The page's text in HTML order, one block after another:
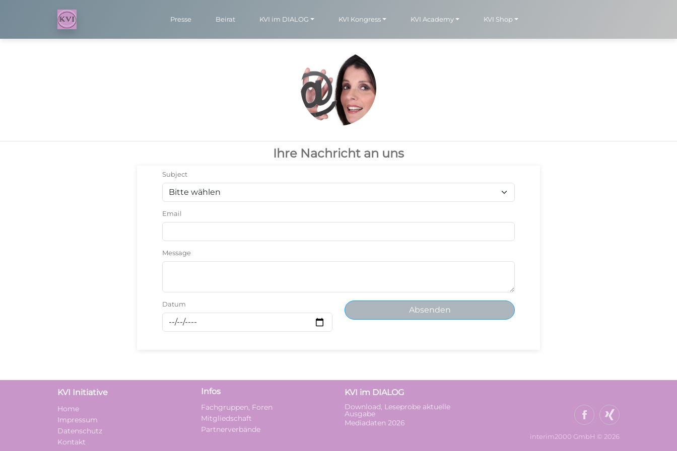
Ihre Nachricht an uns
Subject
Email
Message
Datum
Absenden
Presse Beirat KVI im DIALOG KVI Kongress KVI Academy KVI Shop
KVI Initiative
Home
Impressum
Datenschutz
Kontakt
Infos
Fachgruppen, Foren
Mitgliedschaft
Partnerverbände
KVI im DIALOG
Download, Leseprobe aktuelle
Ausgabe
Mediadaten 2026
interim2000 GmbH © 2026